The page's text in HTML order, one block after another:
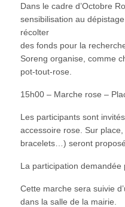
Dans le cadre d’Octobre
sensibilisation au
récolter
des fonds pour la
Soreng organise, comme
pot-tout-rose.
15h00 – Marche rose –
Les participants sont
accessoire rose. Sur
bracelets…) seront
La participation demandée
Cette marche sera suivie
dans la salle de la mairie.